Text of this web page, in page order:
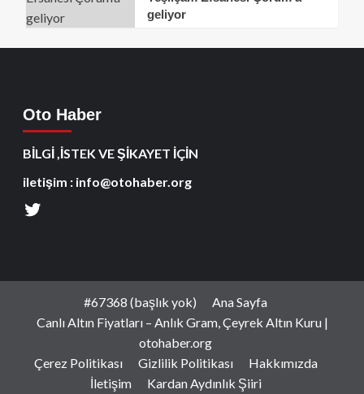
geliyor
Oto Haber
BİLGİ ,İSTEK VE ŞİKAYET İÇİN
iletişim : info@otohaber.org
#67368 (başlık yok)
Ana Sayfa
Canlı Altın Fiyatları – Anlık Gram, Çeyrek Altın Kuru |
otohaber.org
Çerez Politikası
Gizlilik Politikası
Hakkımızda
İletişim
Kardan Aydınlık Şiiri